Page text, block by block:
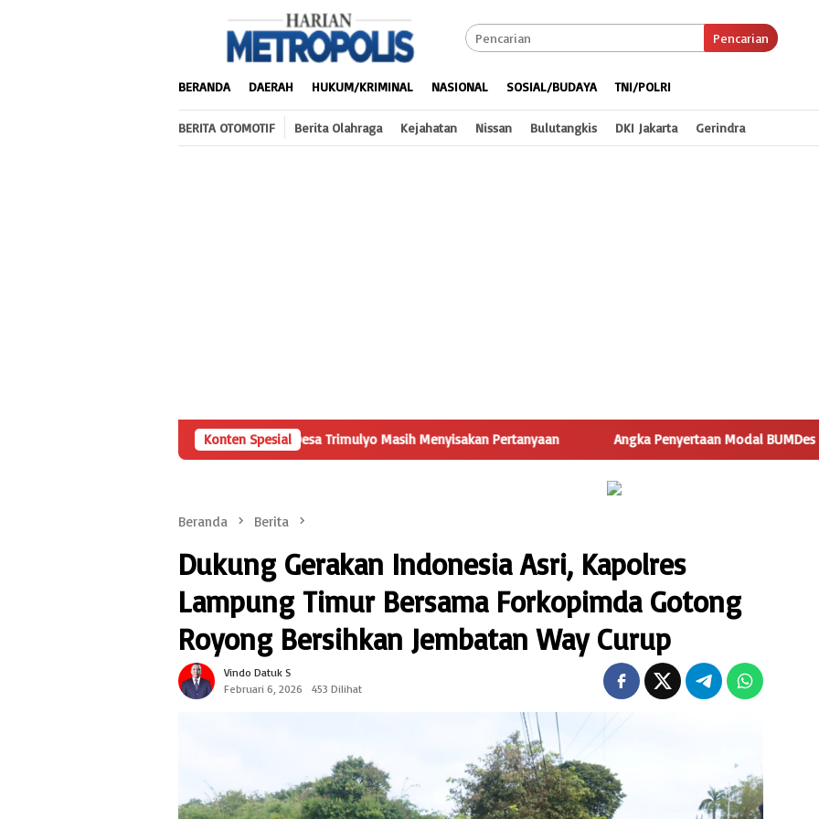
Pencarian
BERANDA DAERAH HUKUM/KRIMINAL NASIONAL SOSIAL/BUDAYA TNI/POLRI
BERITA OTOMOTIF Berita Olahraga Kejahatan Nissan Bulutangkis DKI Jakarta Gerindra
Konten Spesial
Penggunaan Dana Desa Trimulyo Masih Menyisakan Pertanyaan Angka Penyertaan Modal BUMDes Jadi Tanda Tanya,
Beranda Berita
Dukung Gerakan Indonesia Asri, Kapolres
Lampung Timur Bersama Forkopimda Gotong
Royong Bersihkan Jembatan Way Curup
Vindo Datuk S
Februari 6, 2026
453 Dilihat